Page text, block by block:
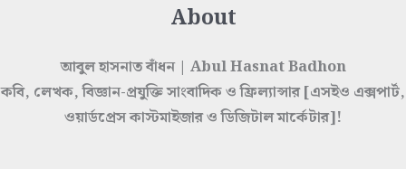
About
আবুল হাসনাত বাঁধন | Abul Hasnat Badhon
কবি, লেখক, বিজ্ঞান-প্রযুক্তি সাংবাদিক ও ফ্রিল্যান্সার [এসইও এক্সপার্ট,
ওয়ার্ডপ্রেস কাস্টমাইজার ও ডিজিটাল মার্কেটার]!